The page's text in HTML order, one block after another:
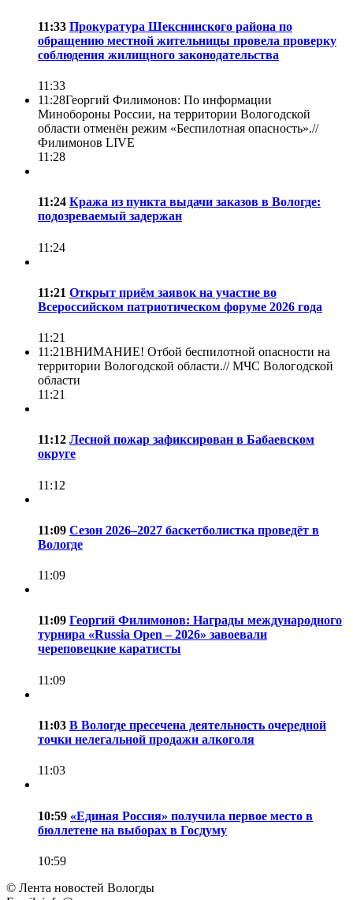
11:33 Прокуратура Шекснинского района по
обращению местной жительницы провела проверку
соблюдения жилищного законодательства
11:33
11:28Георгий Филимонов: По информации
Минобороны России, на территории Вологодской
области отменён режим «Беспилотная опасность».//
Филимонов LIVE
11:28
11:24 Кража из пункта выдачи заказов в Вологде:
подозреваемый задержан
11:24
11:21 Открыт приём заявок на участие во
Всероссийском патриотическом форуме 2026 года
11:21
11:21ВНИМАНИЕ! Отбой беспилотной опасности на
территории Вологодской области.//МЧС Вологодской
области
11:21
11:12 Лесной пожар зафиксирован в Бабаевском
округе
11:12
11:09 Сезон 2026–2027 баскетболистка проведёт в
Вологде
11:09
11:09 Георгий Филимонов: Награды международного
турнира «Russia Open – 2026» завоевали
череповецкие каратисты
11:09
11:03 В Вологде пресечена деятельность очередной
точки нелегальной продажи алкоголя
11:03
10:59 «Единая Россия» получила первое место в
бюллетене на выборах в Госдуму
10:59
© Лента новостей Вологды